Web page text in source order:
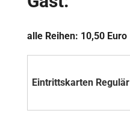
alle Reihen: 10,50 Euro
Eintrittskarten Regulär